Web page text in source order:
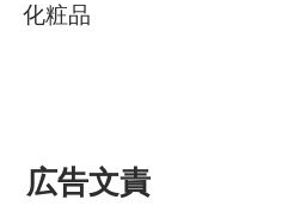
化粧品
広告文責